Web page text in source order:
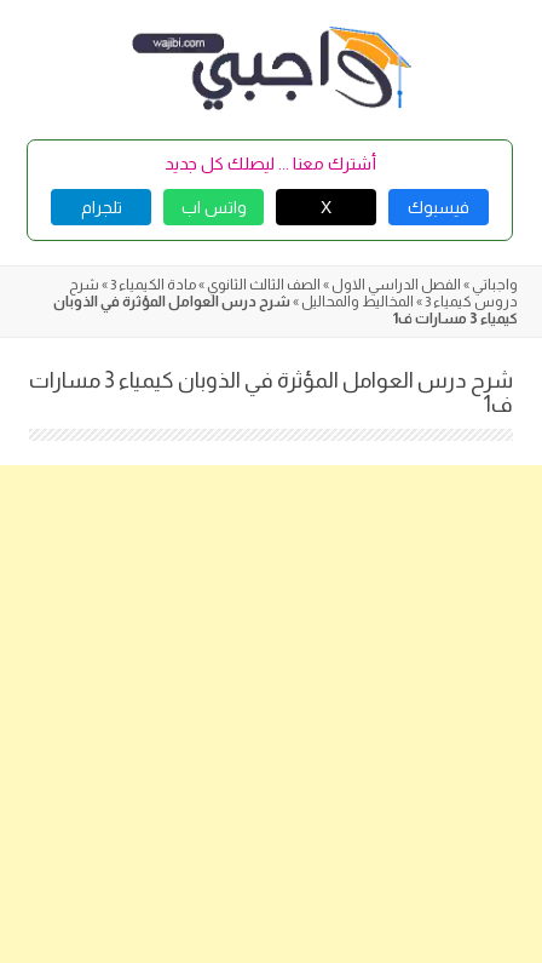
أشترك معنا ... ليصلك كل جديد
فيسبوك X واتس اب تلجرام
واجباتي » الفصل الدراسي الاول » الصف الثالث الثانوي »مادة الكيمياء 3 » شرح
دروس كيمياء 3
» المخاليط والمحاليل » شرح درس العوامل المؤثرة في الذوبان
كيمياء 3 مسارات ف1
شرح درس العوامل المؤثرة في الذوبان كيمياء 3 مسارات
ف1